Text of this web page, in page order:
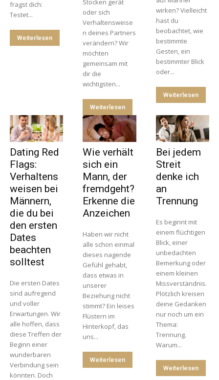
fragst dich:
Testet...
Weiterlesen
Stocken gerät
oder sich
Verhaltensweise
n deines Partners
verändern? Wir
möchten
gemeinsam mit
dir die
wichtigsten...
Weiterlesen
wirken? Vielleicht
hast du
beobachtet, wie
bestimmte
Gesten, ein
bestimmter Blick
oder...
Weiterlesen
Dating Red
Flags:
Verhaltens
weisen bei
Männern,
die du bei
den ersten
Dates
beachten
solltest
Die ersten Dates
sind aufregend
und voller
Erwartungen. Wir
alle hoffen, dass
diese Treffen der
Beginn einer
wunderbaren
Verbindung sein
könnten. Doch
Wie verhält
sich ein
Mann, der
fremdgeht?
Erkenne die
Anzeichen
Haben wir nicht
alle schon einmal
dieses nagende
Gefühl gehabt,
dass etwas in
unserer
Beziehung nicht
stimmt? Ein leises
Flüstern im
Hinterkopf, das
uns...
Weiterlesen
Bei jedem
Streit
denke ich
an
Trennung
Es beginnt mit
einem flüchtigen
Blick, einer
unbedachten
Bemerkung oder
einem kleinen
Missverständnis.
Plötzlich kreisen
deine Gedanken
nur noch um ein
Thema:
Trennung.
Warum...
Weiterlesen